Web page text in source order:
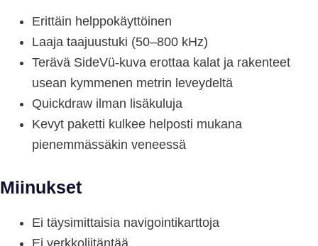
Erittäin helppokäyttöinen
Laaja taajuustuki (50–800 kHz)
Terävä SideVü-kuva erottaa kalat ja rakenteet
usean kymmenen metrin leveydeltä
Quickdraw ilman lisäkuluja
Kevyt paketti kulkee helposti mukana
pienemmässäkin veneessä
Miinukset
Ei täysimittaisia navigointikarttoja